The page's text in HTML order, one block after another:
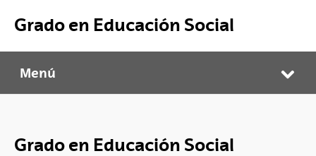
Grado en Educación Social
Grado en Educación Social
Menú
Grado en Educación Social